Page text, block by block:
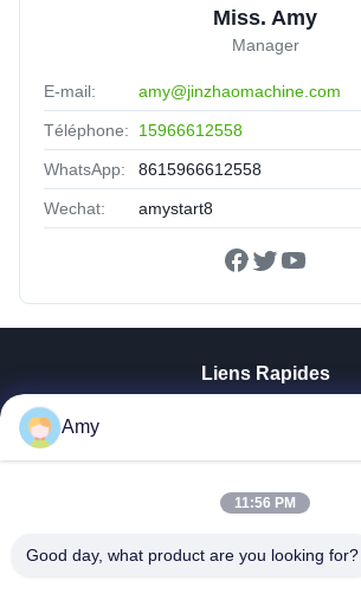
Miss. Amy
Manager
E-mail: amy@jinzhaomachine.com
Téléphone: 15966612558
WhatsApp: 8615966612558
Wechat: amystart8
Liens Rapides
Exposition De VR
Visite D'usine
Amy
11:56 PM
Good day, what product are you looking for?